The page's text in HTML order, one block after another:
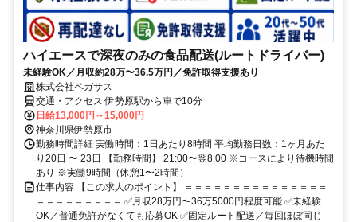
ハイエースで深夜のみの食品配送(ルートドライバー)
未経験OK／月収約28万〜36.5万円／免許取得支援あり
株式会社ペガサス
交通・アクセス 伊勢原駅から車で10分
日給13,000円～15,000円
神奈川県伊勢原市
勤務時間詳細 実働時間：1日あたり8時間 平均勤務日数：1ヶ月あた
り20日 〜 23日 【勤務時間】 21:00〜翌8:00 ※コースにより待機時間
あり ※実働9時間（休憩1〜2時間）
仕事内容 【この求人のポイント】 ＝＝＝＝＝＝＝＝＝＝＝＝＝＝＝
＝＝＝＝＝＝＝＝＝ ✅月収28万円〜36万5000円程度可能 ✅未経験
OK／普通免許がなくても応募OK ✅固定ルート配送／毎回ほぼ同じ